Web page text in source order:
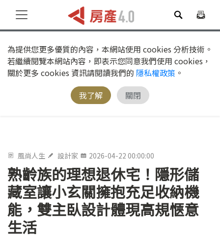
為提供您更多優質的內容，本網站使用 cookies 分析技術。
若繼續閱覽本網站內容，即表示您同意我們使用 cookies，
關於更多 cookies 資訊請閱讀我們的 隱私權政策 。
我了解
關閉
風尚人生 設計家 2026-04-22 00:00:00
熟齡族的理想退休宅！隱形儲
藏室讓小玄關擁抱充足收納機
能，雙主臥設計體現高規愜意
生活